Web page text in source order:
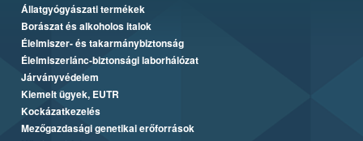
Állatgyógyászati termékek
Borászat és alkoholos italok
Élelmiszer- és takarmánybiztonság
Élelmiszerlánc-biztonsági laborhálózat
Járványvédelem
Kiemelt ügyek, EUTR
Kockázatkezelés
Mezőgazdasági genetikai erőforrások